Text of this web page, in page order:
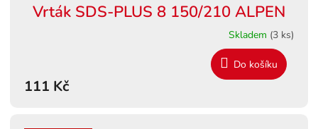
Vrták SDS-PLUS 8 150/210 ALPEN
Skladem (3 ks)
111 Kč
Do košíku